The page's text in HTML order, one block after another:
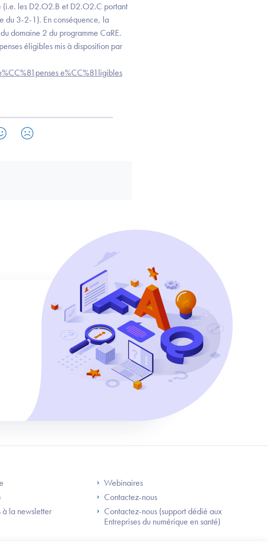
(i.e. les D2.O2.B et D2.O2.C portant
du 3-2-1). En conséquence, la
domaine 2 du programme CaRE.
éligibles mis à disposition par
e%CC%81ligibles
ANS
à la newsletter
Footer Right ANS
Webinaires
Contactez-nous
Contactez-nous (support dédié aux
Entreprises du numérique en santé)